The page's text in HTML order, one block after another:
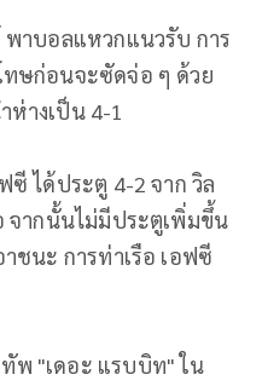
พาบอลแหวกแนวรับ การ
ทษก่อนจะซัดจ่อ ๆ ด้วย
ห่างเป็น 4-1
ซี ได้ประตู 4-2 จาก วิล
จากนั้นไม่มีประตูเพิ่มขึ้น
ชนะ การท่าเรือ เอฟซี
พ "เดอะ แรบบิท" ใน